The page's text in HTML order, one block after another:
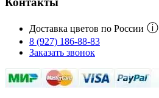
Доставка цветов по России ⓘ
8 (927) 186-88-83
Заказать звонок